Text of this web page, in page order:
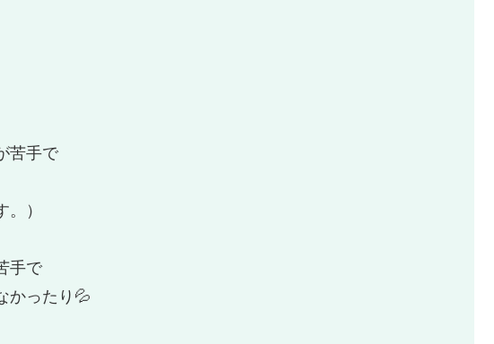
苦手で
）
手で
かったり💦